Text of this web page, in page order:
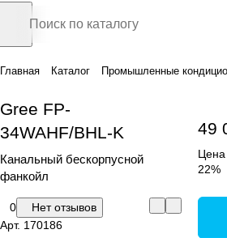
Главная Каталог Промышленные
Gree FP-
34WAHF/BHL-K
Канальный бескорпусной
фанкойл
0
Нет отзывов
Арт. 170186
49
Цена
22%